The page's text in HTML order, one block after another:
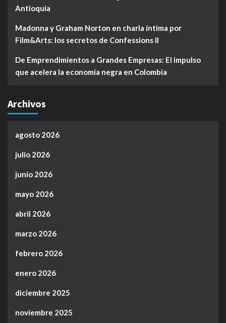
Antioquia
Madonna y Graham Norton en charla íntima por
Film&Arts: los secretos de Confessions II
De Emprendimientos a Grandes Empresas: El impulso
que acelera la economía negra en Colombia
Archivos
agosto 2026
julio 2026
junio 2026
mayo 2026
abril 2026
marzo 2026
febrero 2026
enero 2026
diciembre 2025
noviembre 2025